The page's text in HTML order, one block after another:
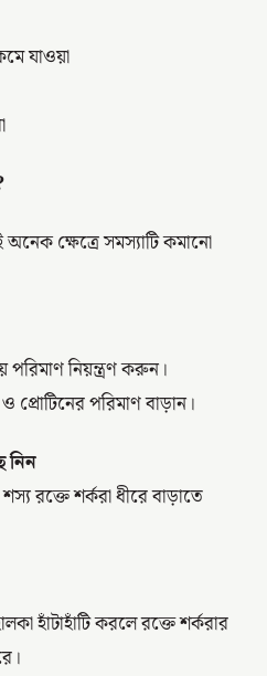
যাওয়া
ক্ষেত্রে সমস্যাটি কমানো
নিয়ন্ত্রণ করুন।
পরিমাণ বাড়ান।
নিন
রক্তে শর্করা ধীরে বাড়াতে
হাঁটাহাঁটি করলে রক্তে শর্করার